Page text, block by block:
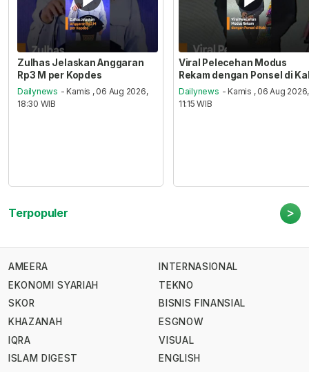
Zulhas Jelaskan Anggaran
Rp3 M per Kopdes
Dailynews - Kamis , 06 Aug 2026,
18:30 WIB
Viral Pelecehan Modus
Rekam dengan Ponsel di
Dailynews - Kamis , 06 Aug 2026,
11:15 WIB
Terpopuler >
AMEERA
EKONOMI SYARIAH
SKOR
KHAZANAH
IQRA
ISLAM DIGEST
INTERNASIONAL
TEKNO
BISNIS FINANSIAL
ESGNOW
VISUAL
ENGLISH